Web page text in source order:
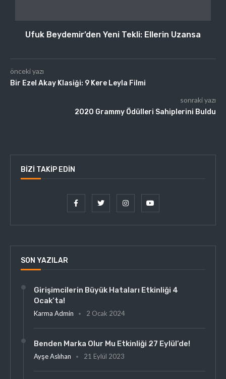
Ufuk Beydemir’den Yeni Tekli: Ellerin Uzansa
önceki yazı
Bir Ezel Akay Klasiği: 9 Kere Leyla Filmi
sonraki yazı
2020 Grammy Ödülleri Sahiplerini Buldu
BIZI TAKIP EDIN
SON YAZILAR
Girişimcilerin Büyük Hataları Etkinliği 4
Ocak’ta!
Karma Admin 2 Ocak 2024
Benden Marka Olur Mu Etkinliği 27 Eylül’de!
Ayşe Aslıhan 21 Eylül 2023